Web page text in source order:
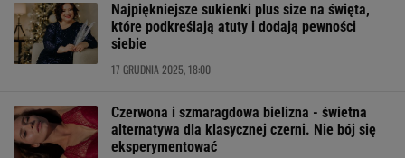
Najpiękniejsze sukienki plus size na święta,
które podkreślają atuty i dodają pewności
siebie
17 GRUDNIA 2025, 18:00
Czerwona i szmaragdowa bielizna - świetna
alternatywa dla klasycznej czerni. Nie bój się
eksperymentować